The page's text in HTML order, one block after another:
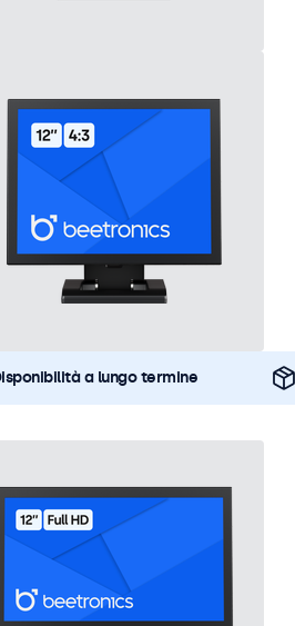
a lungo termine